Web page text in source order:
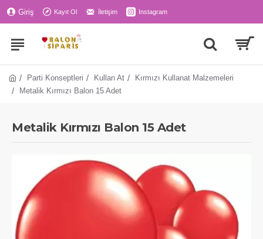
Giriş Kayıt Ol İletişim Instagram
Parti Konseptleri Kullan At
Kırmızı Kullanat Malzemeleri
Metalik Kırmızı Balon 15 Adet
Metalik Kırmızı Balon 15 Adet